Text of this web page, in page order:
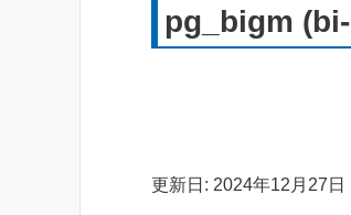
pg_bigm
更新日: 2024年12月27日